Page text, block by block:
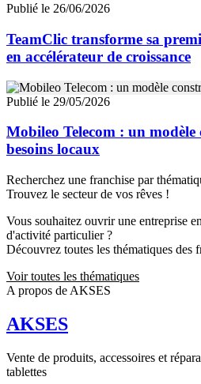
Publié le 26/06/2026
TeamClic transforme sa
en accélérateur de croissance
Publié le 29/05/2026
Mobileo Telecom : un
besoins locaux
Recherchez une franchise par
Trouvez le secteur de vos rêves !
Vous souhaitez ouvrir une entreprise
d'activité particulier ?
Découvrez toutes les thématiques des
Voir toutes les thématiques
A propos de AKSES
AKSES
Vente de produits, accessoires et
tablettes